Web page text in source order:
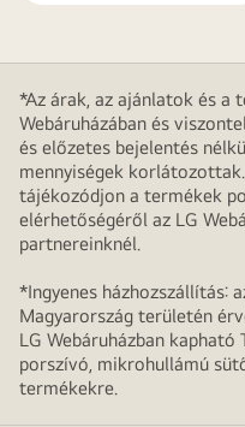
*Az árak, az ajánlatok és a
Webáruházában és
és előzetes bejelentés
mennyiségek
tájékozódjon a termékek
elérhetőségéről az LG
partnereinknél.
*Ingyenes házhozszállítás:
Magyarország területén
LG Webáruházban
porszívó, mikrohullámú
termékekre.